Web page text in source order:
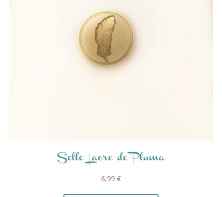
Sello Lacre de Pluma
6,99 €